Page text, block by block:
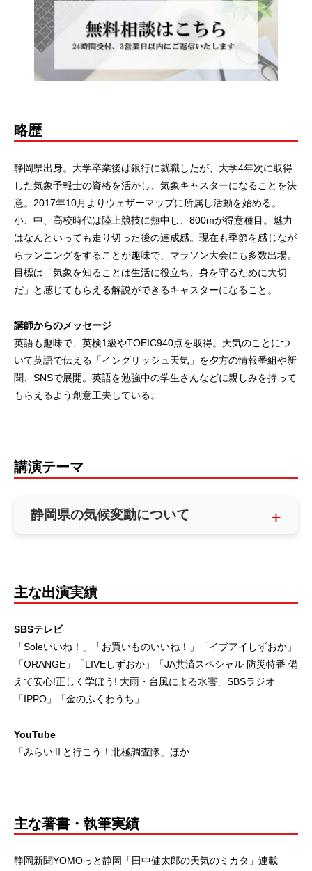
略歴
静岡県出身。大学卒業後は銀行に就職したが、大学4年次に取得
した気象予報士の資格を活かし、気象キャスターになることを決
意。2017年10月よりウェザーマップに所属し活動を始める。
小、中、高校時代は陸上競技に熱中し、800mが得意種目。魅力
はなんといっても走り切った後の達成感。現在も季節を感じなが
らランニングをすることが趣味で、マラソン大会にも多数出場。
目標は「気象を知ることは生活に役立ち、身を守るために大切
だ」と感じてもらえる解説ができるキャスターになること。
講師からのメッセージ
英語も趣味で、英検1級やTOEIC940点を取得。天気のことにつ
いて英語で伝える「イングリッシュ天気」を夕方の情報番組や新
聞、SNSで展開。英語を勉強中の学生さんなどに親しみを持って
もらえるよう創意工夫している。
講演テーマ
静岡県の気候変動について
主な出演実績
SBSテレビ
「Soleいいね！」「お買いものいいね！」「イブアイしずおか」
「ORANGE」「LIVEしずおか」「JA共済スペシャル 防災特番 備
えて安心!正しく学ぼう! 大雨・台風による水害」SBSラジオ
「IPPO」「金のふくわうち」
YouTube
「みらいⅡと行こう！北極調査隊」ほか
主な著書・執筆実績
静岡新聞YOMOっと静岡「田中健太郎の天気のミカタ」連載